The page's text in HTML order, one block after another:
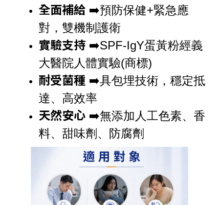
全面補給 ➡️預防保健+緊急應
對，雙機制護衛
實驗支持 ➡️SPF-IgY蛋黃粉經義
大醫院人體實驗(商標)
耐受菌種 ➡️具包埋技術，穩定抵
達、高效率
天然安心 ➡️無添加人工色素、香
料、甜味劑、防腐劑